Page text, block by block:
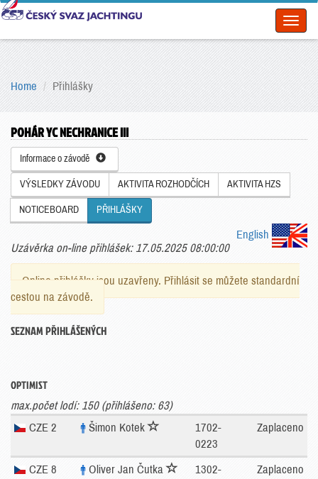
Home Přihlášky
POHÁR YC NECHRANICE III
Informace o závodě
VÝSLEDKY ZÁVODU AKTIVITA ROZHODČÍCH AKTIVITA HZS
NOTICEBOARD PŘIHLÁŠKY
English
Uzávěrka on-line přihlášek: 17.05.2025 08:00:00
Online přihlášky jsou uzavřeny. Přihlásit se můžete standardní
cestou na závodě.
SEZNAM PŘIHLÁŠENÝCH
OPTIMIST
max.počet lodí: 150 (přihlášeno: 63)
CZE 2
Šimon Kotek
1702-
0223
Zaplaceno
CZE 8 Oliver Jan Čutka
1302-
Zaplaceno